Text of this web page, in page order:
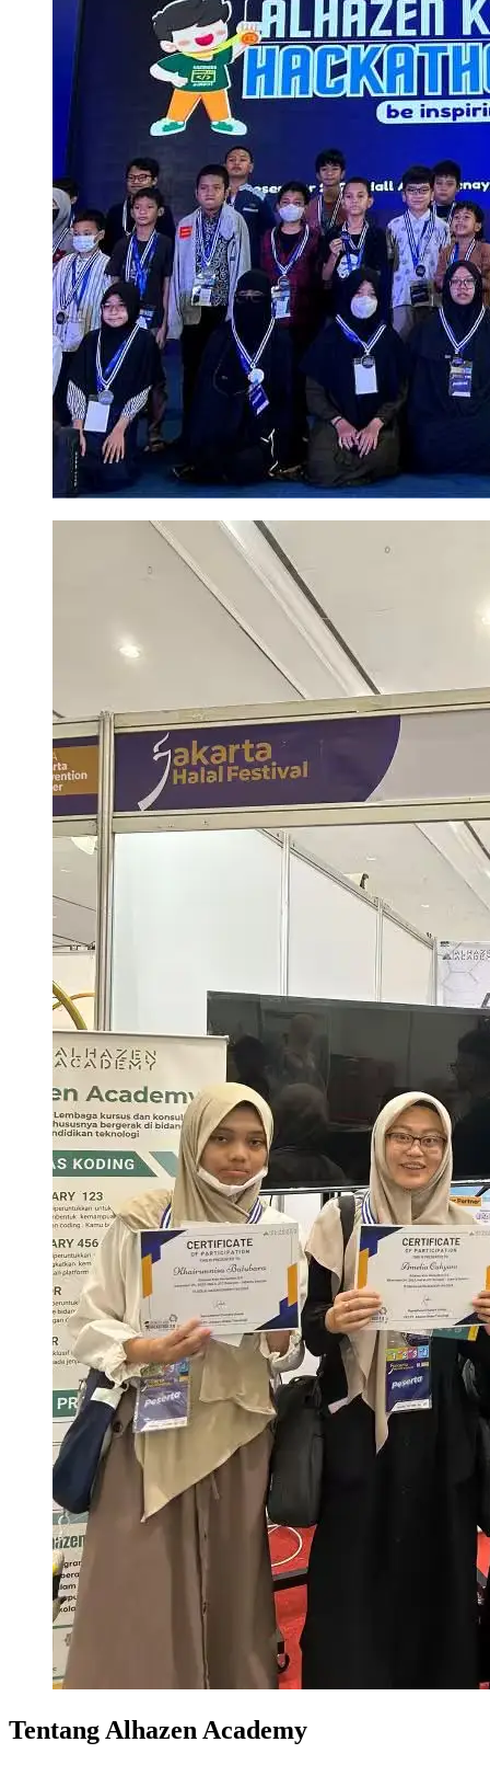
Tentang Alhazen Academy